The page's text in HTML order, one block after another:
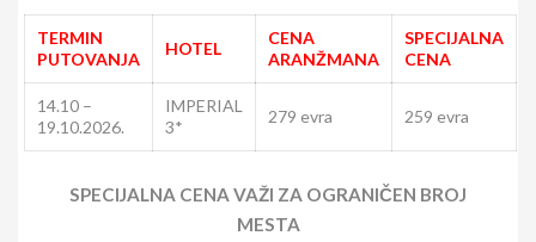
TERMIN
PUTOVANJA
HOTEL
CENA
ARANŽMANA
SPECIJALNA
CENA
14.10 –
19.10.2026.
IMPERIAL
3*
279 evra 259 evra
SPECIJALNA CENA VAŽI ZA OGRANIČEN BROJ
MESTA